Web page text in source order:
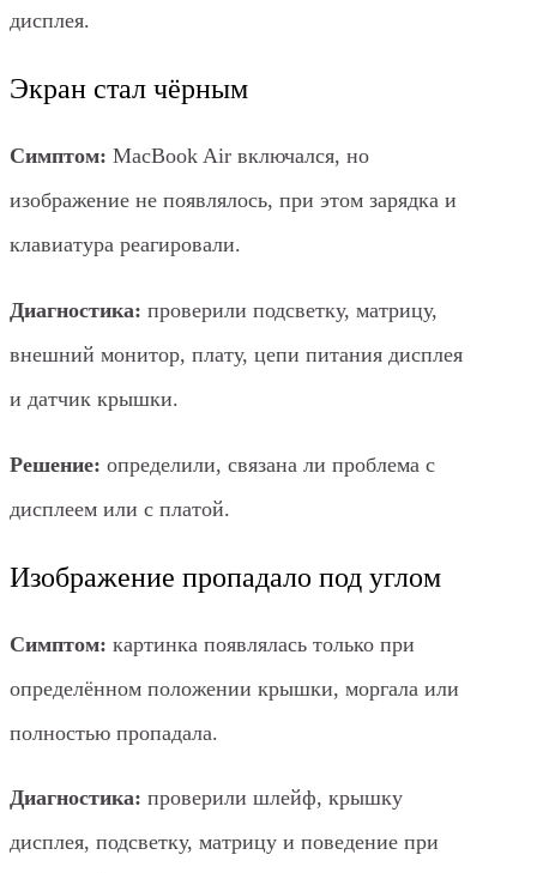
дисплея.
Экран стал чёрным
Симптом: MacBook Air включался, но
изображение не появлялось, при этом зарядка и
клавиатура реагировали.
Диагностика: проверили подсветку, матрицу,
внешний монитор, плату, цепи питания дисплея
и датчик крышки.
Решение: определили, связана ли проблема с
дисплеем или с платой.
Изображение пропадало под углом
Симптом: картинка появлялась только при
определённом положении крышки, моргала или
полностью пропадала.
Диагностика: проверили шлейф, крышку
дисплея, подсветку, матрицу и поведение при